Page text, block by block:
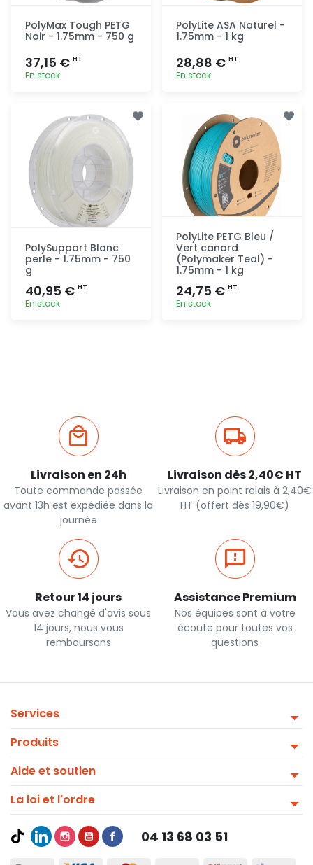
PolyMax Tough PETG
Noir - 1.75mm - 750 g
37,15 € HT
En stock
rapide
PolyLite ASA Naturel -
1.75mm - 1 kg
28,88 € HT
En stock
rapide
PolySupport Blanc
perle - 1.75mm - 750
g
40,95 € HT
En stock
PolyLite PETG Bleu /
Vert canard
(Polymaker Teal) -
1.75mm - 1 kg
24,75 € HT
En stock
Livraison en 24h
Toute commande passée
avant 13h est expédiée dans la
journée
Livraison dès 2,40€ HT
Livraison en point relais à 2,40€
HT (offert dès 19,90€)
Retour 14 jours
Vous avez changé d'avis sous
14 jours, nous vous
remboursons
Assistance Premium
Nos équipes sont à votre
écoute pour toutes vos
questions
Services
Produits
Aide et soutien
La loi et l'ordre
04 13 68 03 51